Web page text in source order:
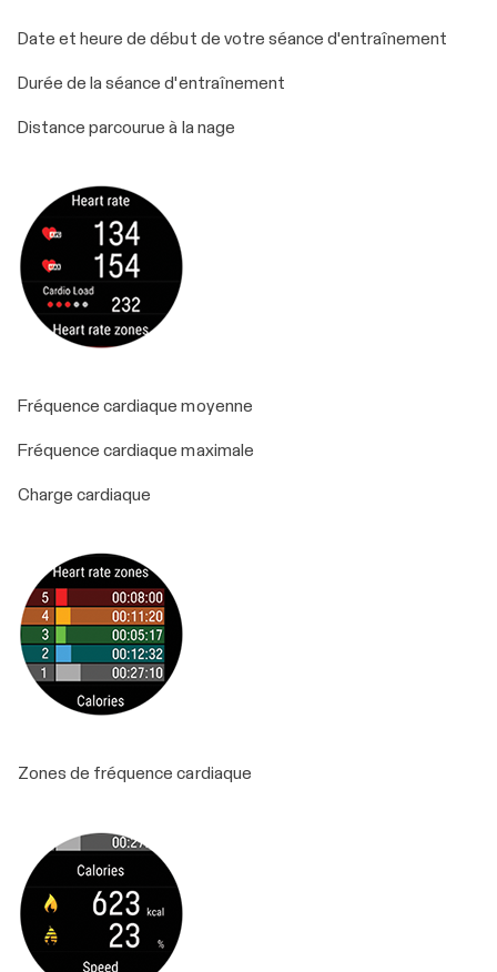
Date et heure de début de votre séance d'entraînement
Durée de la séance d'entraînement
Distance parcourue à la nage
Fréquence cardiaque moyenne
Fréquence cardiaque maximale
Charge cardiaque
Zones de fréquence cardiaque